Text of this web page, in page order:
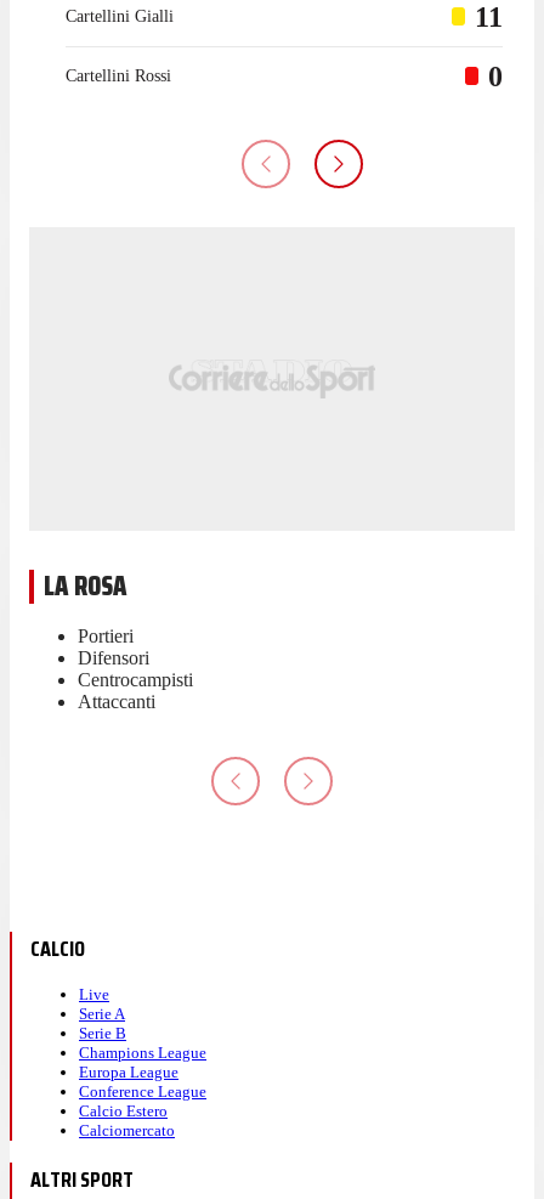
Girona. La prima presenza con la sua attuale squadra, il Cadice,
Cartellini Gialli 11
Cartellini Rossi 0
LA ROSA
Portieri
Difensori
Centrocampisti
Attaccanti
CALCIO
Live
Serie A
Serie B
Champions League
Europa League
Conference League
Calcio Estero
Calciomercato
ALTRI SPORT